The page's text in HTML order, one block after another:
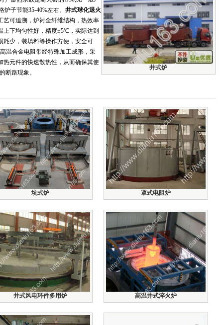
井式炉
子节能35-40%左右。 井式球化退火
艺可追溯，炉衬全纤维结构，热效率
上下均匀性好，精度±5℃，实际达到
少，装填料等操作方便，安全可
温合金电阻带经特殊加工成形，采
元件的快速散热性，从而确保其使
断路现象。
坑式炉 罩式电阻炉
井式风电环件多用炉 高温井式淬火炉